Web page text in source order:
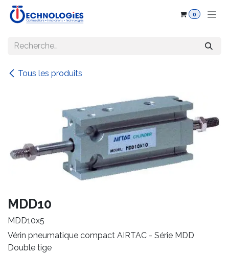
Se rendre au contenu
0
Tous les produits
MDD10
MDD10x5
Vérin pneumatique compact AIRTAC - Série MDD
Double tige